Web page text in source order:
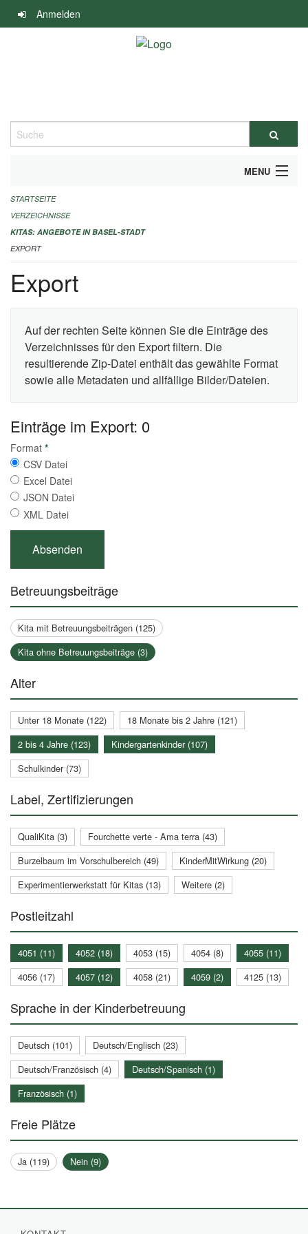
Navigation
überspringen
Anmelden
Suche
MENU
ALLGEMEINE INFORMATIONEN
IMPRESSUM
STARTSEITE
VERZEICHNISSE
KITAS: ANGEBOTE IN BASEL-STADT
EXPORT
Export
Auf der rechten Seite können Sie die Einträge des
Verzeichnisses für den Export filtern. Die
resultierende Zip-Datei enthält das gewählte Format
sowie alle Metadaten und allfällige Bilder/Dateien.
Einträge im Export: 0
Format *
CSV Datei
Excel Datei
JSON Datei
XML Datei
Betreuungsbeiträge
Kita mit Betreuungsbeiträgen (125)
Kita ohne Betreuungsbeiträge (3)
Alter
Unter 18 Monate (122)
18 Monate bis 2 Jahre (121)
2 bis 4 Jahre (123)
Kindergartenkinder (107)
Schulkinder (73)
Label, Zertifizierungen
QualiKita (3)
Fourchette verte - Ama terra (43)
Burzelbaum im Vorschulbereich (49)
KinderMitWirkung (20)
Experimentierwerkstatt für Kitas (13)
Weitere (2)
Postleitzahl
4051 (11) 4052 (18) 4053 (15) 4054 (8)
4055 (11)
4056 (17)
4057 (12) 4058 (21) 4059 (2) 4125 (13)
Sprache in der Kinderbetreuung
Deutsch (101)
Deutsch/Englisch (23)
Deutsch/Französisch (4)
Deutsch/Spanisch (1)
Französisch (1)
Freie Plätze
Ja (119) Nein (9)